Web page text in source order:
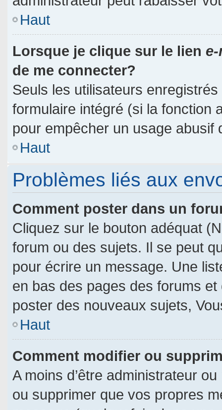
Haut
Lorsque je clique sur le lien
de me connecter?
Seuls les utilisateurs
formulaire intégré (si la fonction
pour empêcher un usage abusif
Haut
Problèmes liés aux
Comment poster dans un
Cliquez sur le bouton adéquat
forum ou des sujets. Il se peut
pour écrire un message. Une
en bas des pages des forums
poster des nouveaux sujets,
Haut
Comment modifier ou
A moins d’être administrateur
ou supprimer que vos propres